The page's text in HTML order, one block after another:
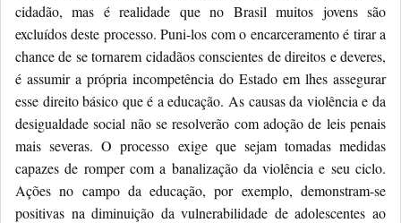
cidadão, mas é realidade que no Brasil muitos jovens são
excluídos deste processo. Puni-los com o encarceramento é tirar a
chance de se tornarem cidadãos conscientes de direitos e deveres,
é assumir a própria incompetência do Estado em lhes assegurar
esse direito básico que é a educação. As causas da violência e da
desigualdade social não se resolverão com adoção de leis penais
mais severas. O processo exige que sejam tomadas medidas
capazes de romper com a banalização da violência e seu ciclo.
Ações no campo da educação, por exemplo, demonstram-se
positivas na diminuição da vulnerabilidade de adolescentes ao